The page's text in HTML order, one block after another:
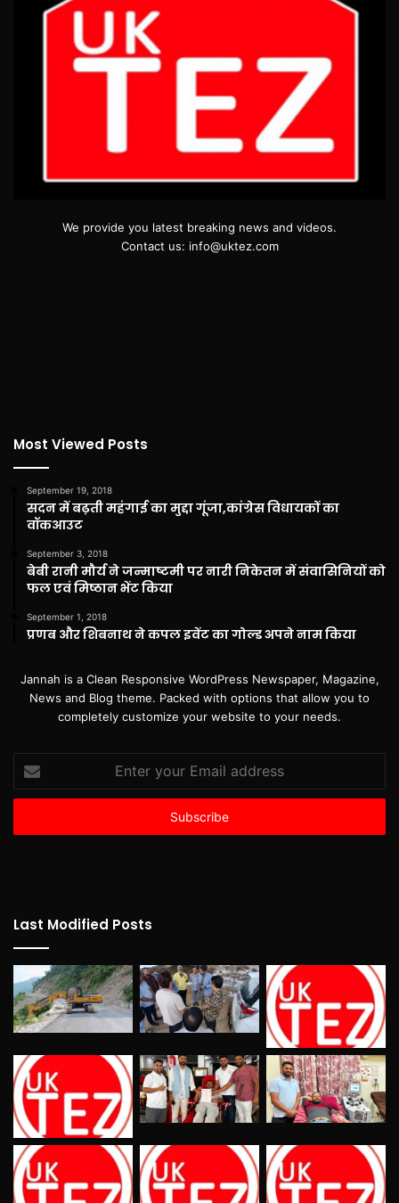
We provide you latest breaking news and videos.
Contact us: info@uktez.com
Most Viewed Posts
September 19, 2018
सदन में बढ़ती महंगाई का मुद्दा गूंजा,कांग्रेस विधायकों का
वॉकआउट
September 3, 2018
बेबी रानी मौर्य ने जन्माष्टमी पर नारी निकेतन में संवासिनियों को
फल एवं मिष्ठान भेंट किया
September 1, 2018
प्रणब और शिबनाथ ने कपल इवेंट का गोल्ड अपने नाम किया
Jannah is a Clean Responsive WordPress Newspaper, Magazine,
News and Blog theme. Packed with options that allow you to
completely customize your website to your needs.
Enter
your
Email
Last Modified Posts